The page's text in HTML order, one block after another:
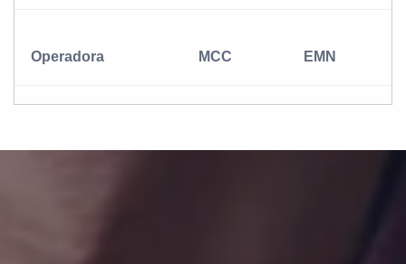
Operadora MCC EMN